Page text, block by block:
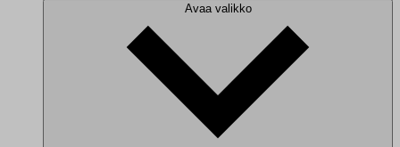
Avaa valikko